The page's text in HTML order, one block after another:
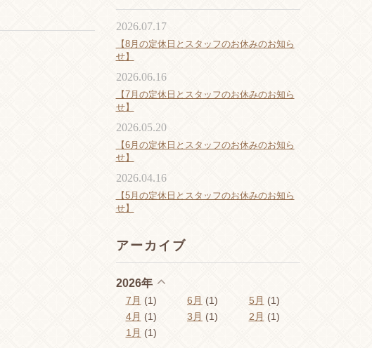
【8月の定休日とスタッフのお休みのお知ら
せ】
2026.07.17
【7月の定休日とスタッフのお休みのお知ら
せ】
2026.06.16
【6月の定休日とスタッフのお休みのお知ら
せ】
2026.05.20
【5月の定休日とスタッフのお休みのお知ら
せ】
2026.04.16
アーカイブ
2026年
7月 (1) 6月 (1) 5月 (1)
4月 (1) 3月 (1) 2月 (1)
1月 (1)